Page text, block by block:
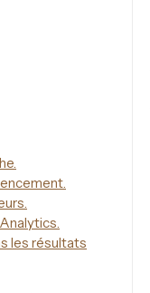
les résultats